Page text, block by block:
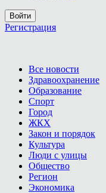
Войти
Регистрация
Все новости
Здравоохранение
Образование
Спорт
Город
ЖКХ
Закон и порядок
Культура
Люди с улицы
Общество
Регион
Экономика